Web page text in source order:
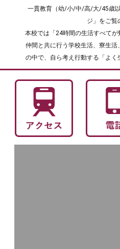
一貫教育（幼/小/中/高/大/45歳
ジ」をご覧
本校では「24時間の生活すべてが
仲間と共に行う学校生活、寮生
の中で、自ら考え行動する「よく